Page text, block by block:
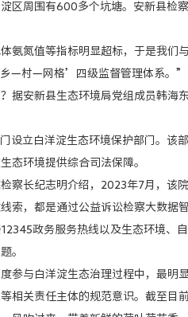
周围有600多个坑塘。安新县检
氮值等指标明显超标，于是我们
村—网格’四级监督管理体系。”
安新县生态环境局党组成员韩海
立白洋淀生态环境保护部门。该
态环境提供综合司法保障。
长纪志明介绍，2023年7月，该院
，都是通过公益诉讼检察大数据智
政务服务热线以及生态环境
。
与白洋淀生态治理过程中，最明
相关责任主体的规范意识。截至